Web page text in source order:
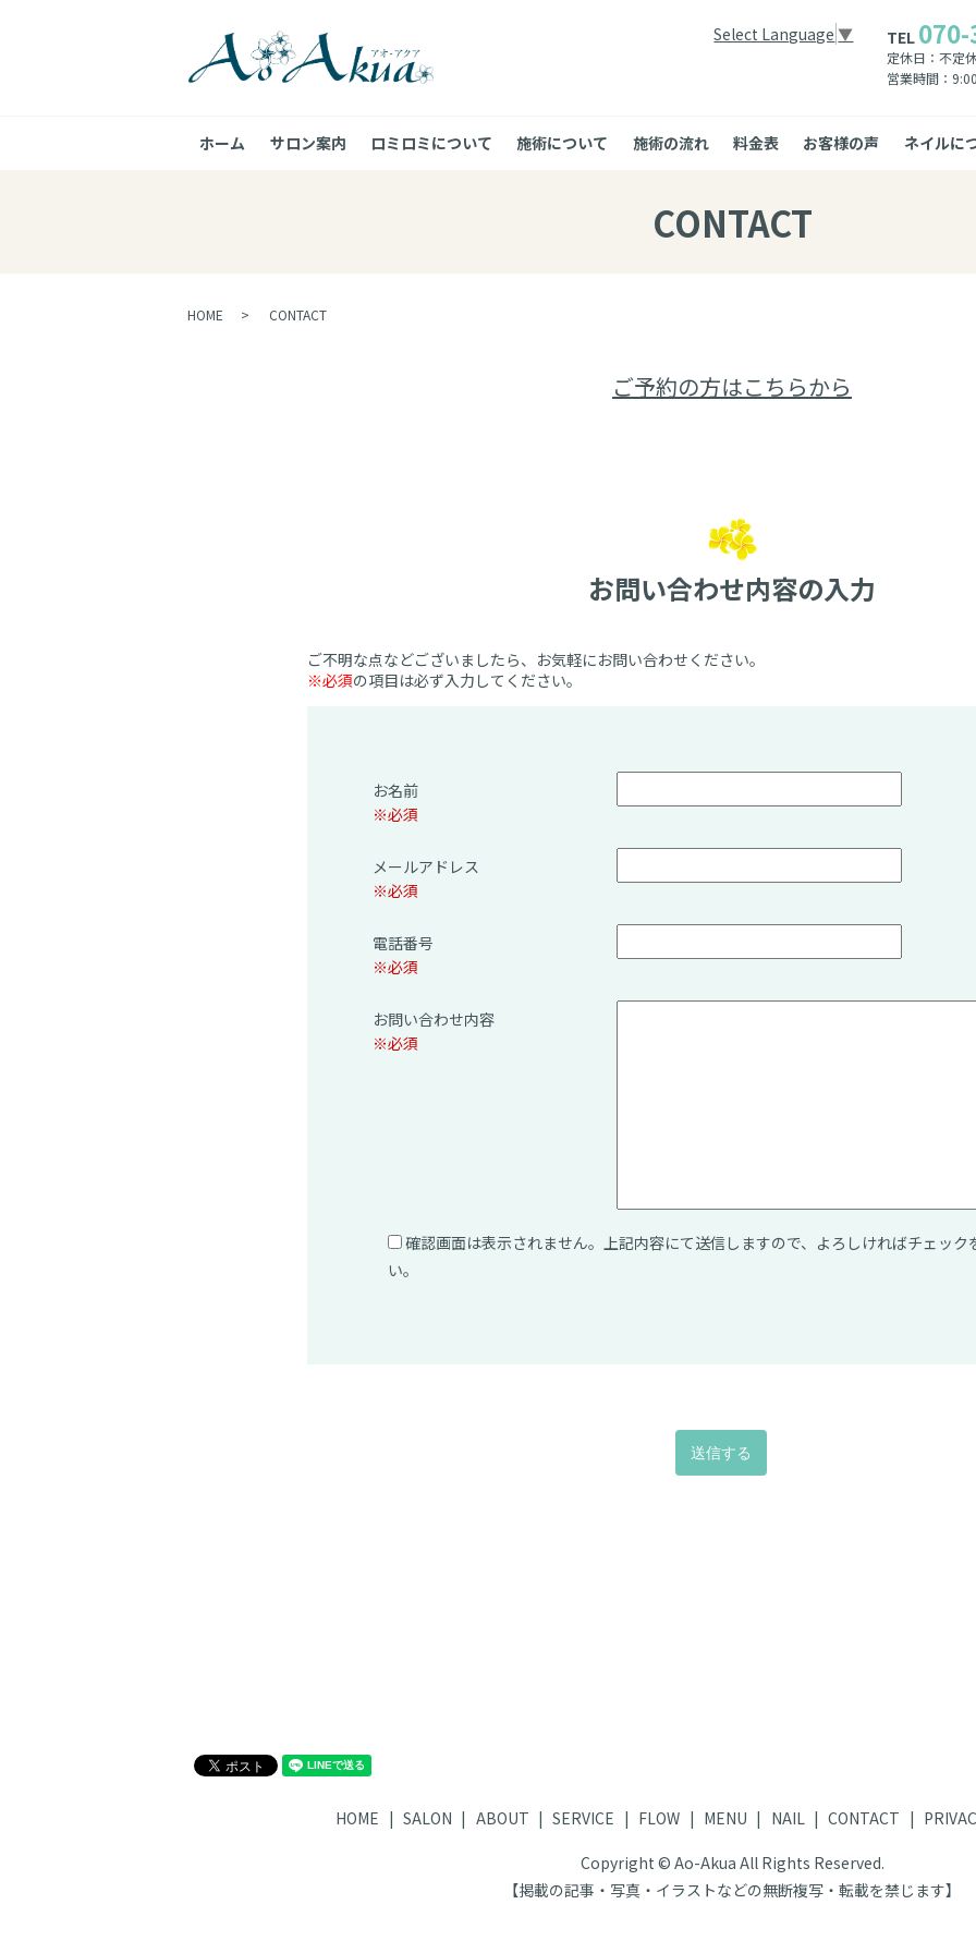
ホーム サロン案内 ロミロミについて 施術について 施術の流れ 料金表 お客様の声 ネイルに
Select Language ▼ TEL
定休日：不定
営業時間：
CONTACT
HOME CONTACT
ご予約の方はこちらから
お問い合わせ内容の入力
ご不明な点などございましたら、お気軽にお問い合わせください。
※必須の項目は必ず入力してください。
お名前
※必須
メールアドレス
※必須
電話番号
※必須
お問い合わせ内容
※必須
確認画面は表示されません。上記内容にて送信しますので、よろしければチェック
い。
HOME SALON ABOUT SERVICE FLOW MENU NAIL CONTACT
Copyright © Ao-Akua All Rights Reserved.
【掲載の記事・写真・イラストなどの無断複写・転載を禁じます】